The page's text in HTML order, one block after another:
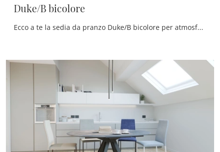
Duke/B bicolore
Ecco a te la sedia da pranzo Duke/B bicolore per atmosfere moderne, tra le più belle Sedie fisse di Zamagna.